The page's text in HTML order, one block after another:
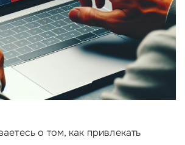
о том, как привлекать